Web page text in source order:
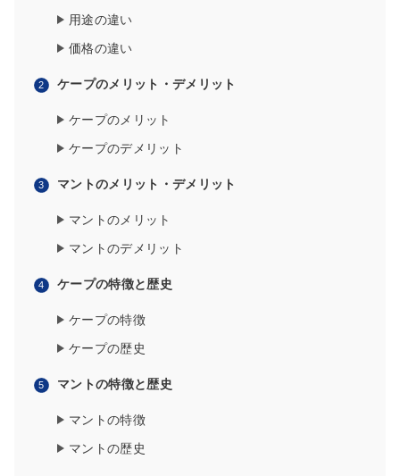
用途の違い
価格の違い
ケープのメリット・デメリット
ケープのメリット
ケープのデメリット
マントのメリット・デメリット
マントのメリット
マントのデメリット
ケープの特徴と歴史
ケープの特徴
ケープの歴史
マントの特徴と歴史
マントの特徴
マントの歴史